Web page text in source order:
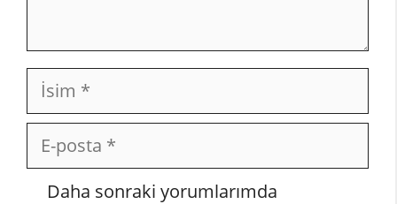
İsim
posta
İnternet
Daha sonraki yorumlarımda